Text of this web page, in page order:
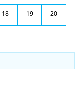
18 19 20